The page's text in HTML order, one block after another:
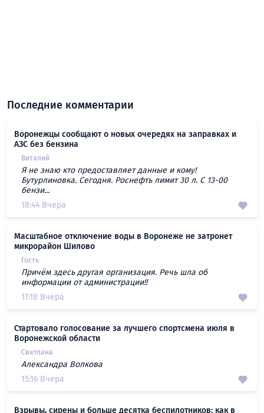
Последние комментарии
Воронежцы сообщают о новых очередях на заправках и
АЗС без бензина
Виталий
Я не знаю кто предоставляет данные и кому!
Бутурлиновка. Сегодня. Роснефть лимит 30 л. С 13-00
бензи...
18:44 Вчера
Масштабное отключение воды в Воронеже не затронет
микрорайон Шилово
Гость
Причём здесь другая организация. Речь шла об
информации от администрации!!
17:18 Вчера
Стартовало голосование за лучшего спортсмена июля в
Воронежской области
Светлана
Александра Волкова
15:16 Вчера
Взрывы, сирены и больше десятка беспилотников: как в